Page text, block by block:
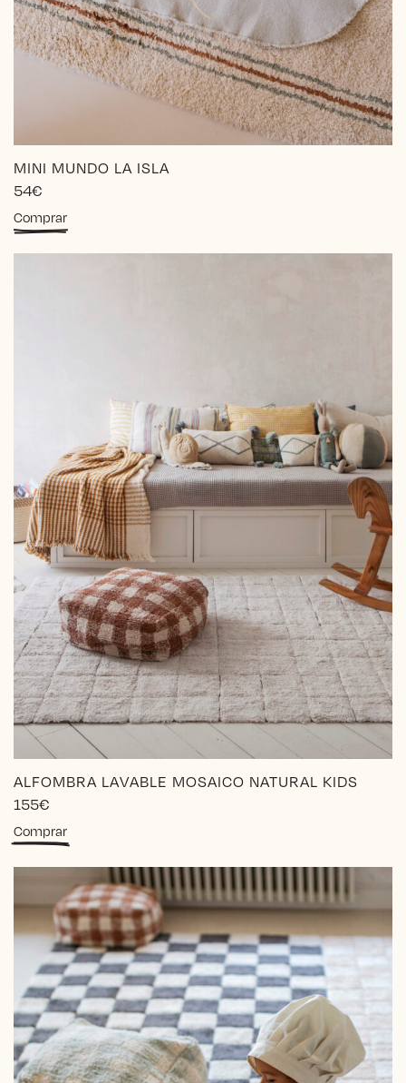
MINI MUNDO LA ISLA
54€
Comprar
ALFOMBRA LAVABLE MOSAICO NATURAL KIDS
155€
Comprar